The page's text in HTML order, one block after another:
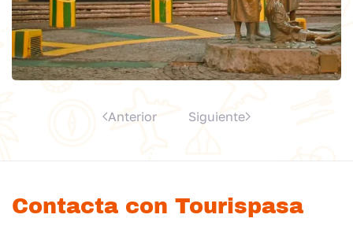
Anterior Siguiente
Contacta con Tourispasa